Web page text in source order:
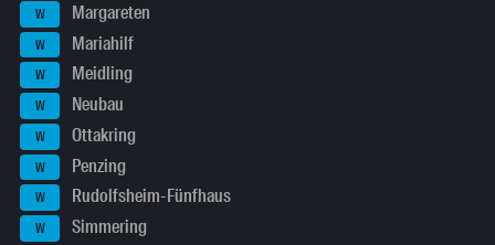
W Margareten
W Mariahilf
W Meidling
W Neubau
W Ottakring
W Penzing
W Rudolfsheim-Fünfhaus
W Simmering